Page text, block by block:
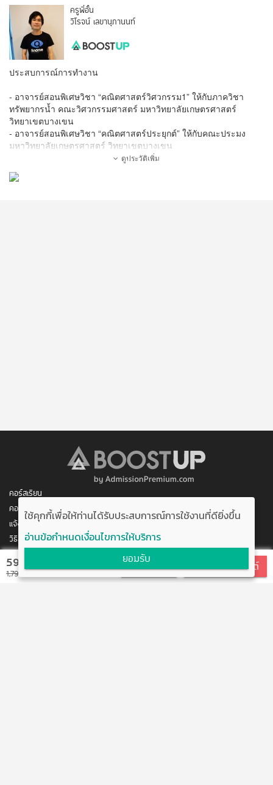
590 บาท
1,790 บาท สมัครเรียน สมัครแบบบุฟเฟต์
ครูพี่อั๋น
วิโรจน์ เลขานุภานนท์
ประสบการณ์การทํางาน
- อาจารย์สอนพิเศษวิชา “คณิตศาสตร์วิศวกรรม1” ให้กับภาควิชา
ทรัพยากรน้ำ คณะวิศวกรรมศาสตร์ มหาวิทยาลัยเกษตรศาสตร์
วิทยาเขตบางเขน
- อาจารย์สอนพิเศษวิชา “คณิตศาสตร์ประยุกต์” ให้กับคณะประมง
มหาวิทยาลัยเกษตรศาสตร์ วิทยาเขตบางเขน
- อาจารย์สอนพิเศษวิชาคณิตศาสตร์และฟิสิกส์ โรงเรียนกวดวิชาฟาย
ด์มี (FindMe)
- อาจารย์พิเศษโรงเรียนสายปัญญารังสิต ห้องเรียนพิเศษ (Gifted)
ดูประวัติเพิ่ม
คอร์สเรียน
คอร์สของฉัน
แจ้งการชำระเงิน
วิธีสมัคร/ชำระเงิน
พัฒนาโดย บริษัท อัพบีน จำกัด
ใช้คุกกี้เพื่อให้ท่านได้รับประสบการณ์การใช้งานที่ดียิ่งขึ้น
อ่านข้อกำหนดเงื่อนไขการให้บริการ
ยอมรับ